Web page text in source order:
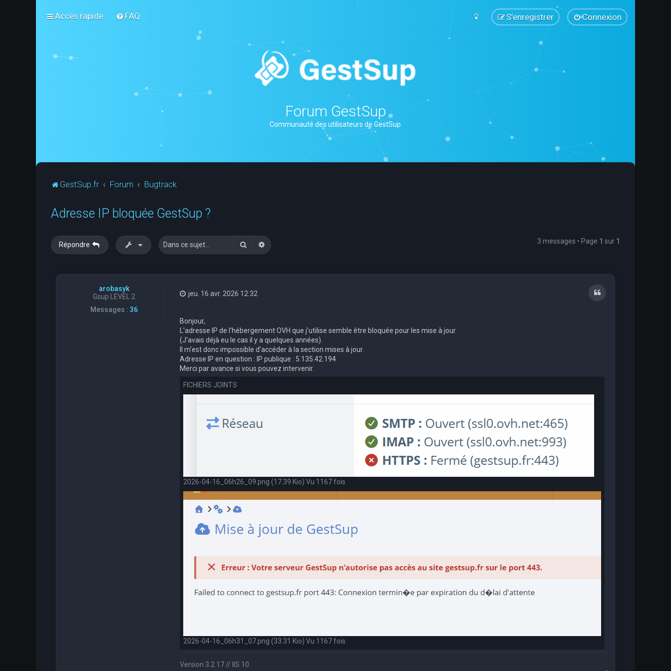
Accès rapide FAQ Connexion
S’enregistrer
Forum GestSup
Communauté des utilisateurs de GestSup
GestSup.fr Forum Bugtrack
Adresse IP bloquée GestSup ?
Répondre RechercherRecherche avancée 3 messages • Page 1 sur 1
arobasyk
Gsup LEVEL 2
Messages : 36
Citation
jeu. 16 avr. 2026 12:32
Bonjour,
L'adresse IP de l'hébergement OVH que j'utilise semble être bloquée pour les mise à jour.
(J'avais déjà eu le cas il y a quelques années).
Il m'est donc impossible d'accéder à la section mises à jour.
Adresse IP en question : IP publique : 5.135.42.194
Merci par avance si vous pouvez intervenir.
FICHIERS JOINTS
2026-04-16_06h26_09.png (17.39 Kio) Vu 1167 fois
2026-04-16_06h31_07.png (33.31 Kio) Vu 1167 fois
Version 3.2.17 // IIS 10